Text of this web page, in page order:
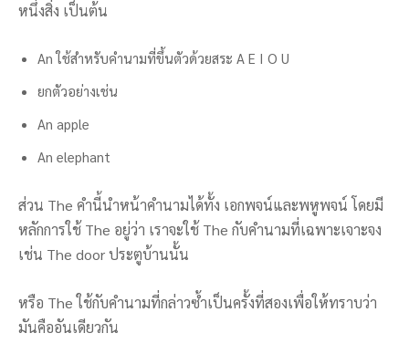
หนึ่งสิ่ง เป็นต้น
An ใช้สำหรับคำนามที่ขึ้นตัวด้วยสระ A E I O U
ยกตัวอย่างเช่น
An apple
An elephant
ส่วน The คำนี้นำหน้าคำนามได้ทั้ง เอกพจน์และพหูพจน์ โดยมี
หลักการใช้ The อยู่ว่า เราจะใช้ The กับคำนามที่เฉพาะเจาะจง
เช่น The door ประตูบ้านนั้น
หรือ The ใช้กับคำนามที่กล่าวซ้ำเป็นครั้งที่สองเพื่อให้ทราบว่า
มันคืออันเดียวกัน